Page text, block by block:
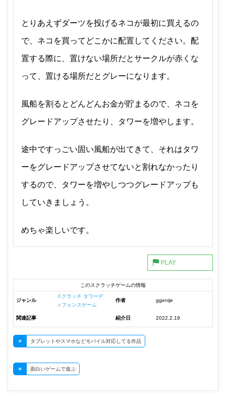
とりあえずダーツを投げるネコが最初に買えるの
で、ネコを買ってどこかに配置してください。配
置する際に、置けない場所だとサークルが赤くな
って、置ける場所だとグレーになります。
風船を割るとどんどんお金が貯まるので、ネコを
グレードアップさせたり、タワーを増やします。
途中ですっごい固い風船が出てきて、それはタワ
ーをグレードアップさせてないと割れなかったり
するので、タワーを増やしつつグレードアップも
していきましょう。
めちゃ楽しいです。
このスクラッチゲームの情報
ジャンル
スクラッチ タワーデ
ィフェンスゲーム
作者 ggenije
関連記事 紹介日 2022.2.19
# タブレットやスマホなどモバイル対応してる作品
# 面白いゲームで遊ぶ